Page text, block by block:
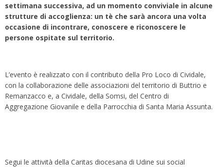
settimana successiva, ad un momento conviviale in alcune
strutture di accoglienza: un tè che sarà ancora una volta
occasione di incontrare, conoscere e riconoscere le
persone ospitate sul territorio.
L’evento è realizzato con il contributo della Pro Loco di Cividale,
con la collaborazione delle associazioni del territorio di Buttrio e
Remanzacco e, a Cividale, della Somsi, del Centro di
Aggregazione Giovanile e della Parrocchia di Santa Maria Assunta.
Segui le attività della Caritas diocesana di Udine sui social